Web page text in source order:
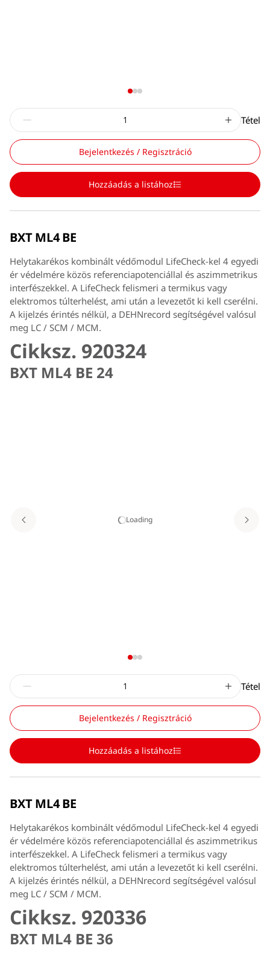
Tétel
Bejelentkezés / Regisztráció
Hozzáadás a listához
BXT ML4 BE
Helytakarékos kombinált védőmodul LifeCheck-kel 4 egyedi
ér védelmére közös referenciapotenciállal és aszimmetrikus
interfészekkel. A LifeCheck felismeri a termikus vagy
elektromos túlterhelést, ami után a levezetőt ki kell cserélni.
A kijelzés érintés nélkül, a DEHNrecord segítségével valósul
meg LC / SCM / MCM.
Cikksz. 920324
BXT ML4 BE 24
Loading
Tétel
Bejelentkezés / Regisztráció
Hozzáadás a listához
BXT ML4 BE
Helytakarékos kombinált védőmodul LifeCheck-kel 4 egyedi
ér védelmére közös referenciapotenciállal és aszimmetrikus
interfészekkel. A LifeCheck felismeri a termikus vagy
elektromos túlterhelést, ami után a levezetőt ki kell cserélni.
A kijelzés érintés nélkül, a DEHNrecord segítségével valósul
meg LC / SCM / MCM.
Cikksz. 920336
BXT ML4 BE 36